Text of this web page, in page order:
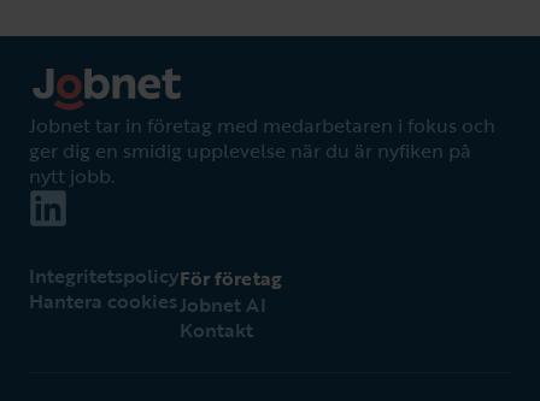
Jobnet tar in företag med medarbetaren i fokus och
ger dig en smidig upplevelse när du är nyfiken på
nytt jobb.
Integritetspolicy
Hantera cookies
För företag
Jobnet AI
Kontakt